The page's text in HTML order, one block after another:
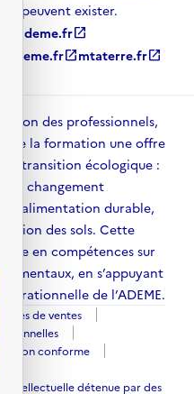
peuvent exister.
open_in_new
open_in_newmtaterre.fropen_in_new
des professionnels,
de la formation une offre
la transition écologique :
au changement
alimentation durable,
des sols. Cette
en compétences sur
en s’appuyant
de l’ADEME.
de ventes
: Non conforme
intellectuelle détenue par des